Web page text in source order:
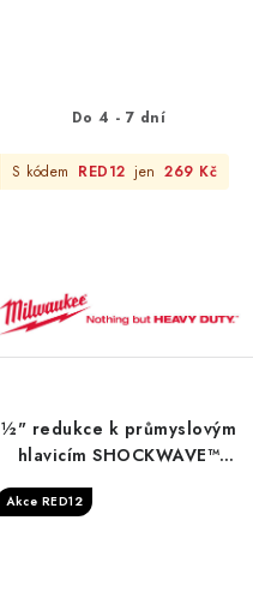
Do 4 - 7 dní
S kódem RED12 jen 269 Kč
½" redukce k průmyslovým
hlavicím SHOCKWAVE™
IMPACT DUTY - Impact
socket adaptor 1/2" to
Akce RED12